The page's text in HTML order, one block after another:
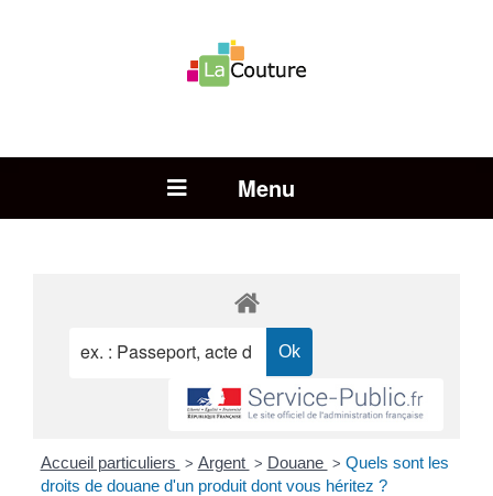
Open Menu
Accueil particuliers > Argent > Douane > Quels sont les
droits de douane d'un produit dont vous héritez ?